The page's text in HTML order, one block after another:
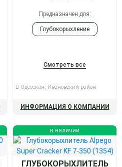
Предназначен для:
Глубокорыхление
Смотреть все
Одесская, Ивановский район
ИНФОРМАЦИЯ О КОМПАНИИ
в наличии
ГЛУБОКОРЫХЛИТЕЛЬ